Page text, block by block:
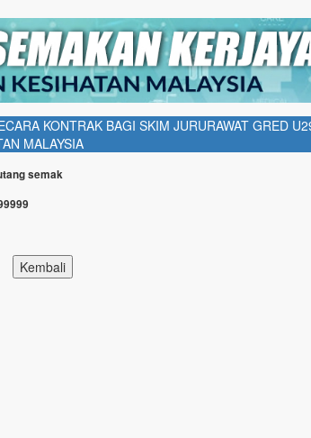
KONTRAK BAGI SKIM JURURAWAT GRED
MALAYSIA
semak